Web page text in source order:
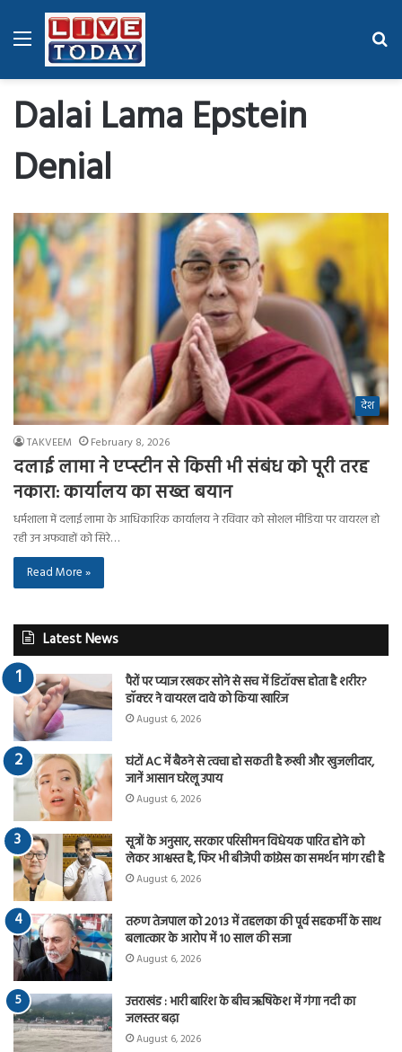
Menu
Dalai Lama Epstein
Denial
देश
TAKVEEM February 8, 2026
दलाई लामा ने एप्स्टीन से किसी भी संबंध को पूरी तरह
नकारा: कार्यालय का सख्त बयान
धर्मशाला में दलाई लामा के आधिकारिक कार्यालय ने रविवार को सोशल मीडिया पर वायरल हो
रही उन अफवाहों को सिरे…
Read More »
Latest News
पैरों पर प्याज रखकर सोने से सच में डिटॉक्स होता है शरीर?
डॉक्टर ने वायरल दावे को किया खारिज
August 6, 2026
घंटों AC में बैठने से त्वचा हो सकती है रूखी और खुजलीदार,
जानें आसान घरेलू उपाय
August 6, 2026
सूत्रों के अनुसार, सरकार परिसीमन विधेयक पारित होने को
लेकर आश्वस्त है, फिर भी बीजेपी कांग्रेस का समर्थन मांग रही है
August 6, 2026
तरुण तेजपाल को 2013 में तहलका की पूर्व सहकर्मी के साथ
बलात्कार के आरोप में 10 साल की सजा
August 6, 2026
उत्तराखंड : भारी बारिश के बीच ऋषिकेश में गंगा नदी का
जलस्तर बढ़ा
August 6, 2026